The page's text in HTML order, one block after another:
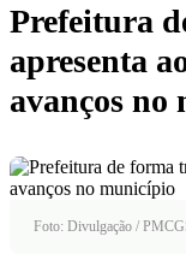
Prefeitura
apresenta
avanços no
Foto: Divulgação /